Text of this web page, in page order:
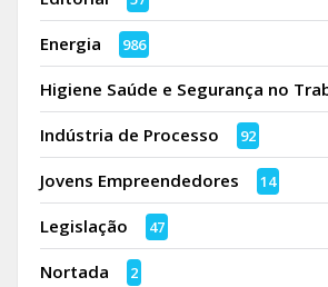
Energia 986
Higiene Saúde e Segurança no
Indústria de Processo 92
Jovens Empreendedores 14
Legislação 47
Nortada 2